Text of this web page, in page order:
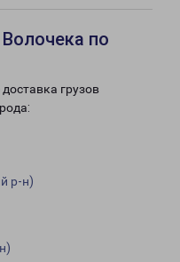
по
грузов
р-н)